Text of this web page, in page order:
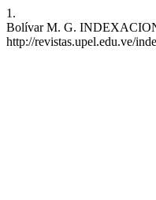
1.
Bolívar M. G.
http://revistas.upel.edu.ve/